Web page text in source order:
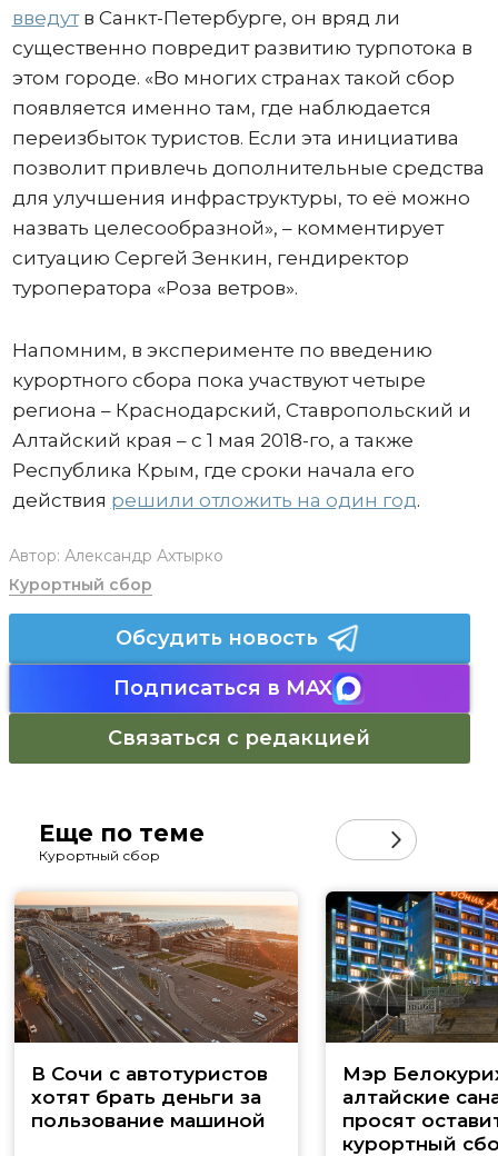
введутв Санкт-Петербурге, он вряд ли
существенно повредит развитию турпотока в
этом городе. «Во многих странах такой сбор
появляется именно там, где наблюдается
переизбыток туристов. Если эта инициатива
позволит привлечь дополнительные средства
для улучшения инфраструктуры, то её можно
назвать целесообразной», – комментирует
ситуацию Сергей Зенкин, гендиректор
туроператора «Роза ветров».
Напомним, в эксперименте по введению
курортного сбора пока участвуют четыре
региона – Краснодарский, Ставропольский и
Алтайский края – с 1 мая 2018-го, а также
Республика Крым, где сроки начала его
действия решили отложить на один год.
Автор: Александр Ахтырко
Курортный сбор
Обсудить новость
Подписаться в MAX
Связаться с редакцией
Еще по теме
Курортный сбор
В Сочи с автотуристов
хотят брать деньги за
пользование машиной
Мэр
алтайские
просят
курортный